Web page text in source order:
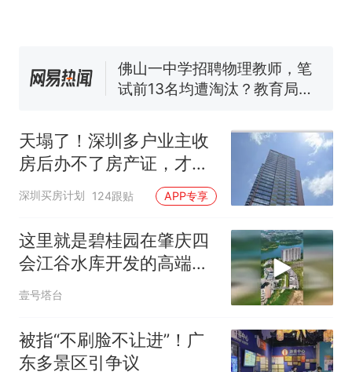
佛山一中学招聘物理教师，笔
试前13名均遭淘汰？教育局：
核查
官方通报
热 那个在床头放菜刀的女孩，
因老师一句“跟我回家”改写了
人生
天塌了！深圳多户业主收
房后办不了房产证，才发
现房子被查封了
深圳买房计划 124跟贴 APP专享
这里就是碧桂园在肇庆四
会江谷水库开发的高端小
区
壹号塔台
被指“不刷脸不让进”！广
东多景区引争议